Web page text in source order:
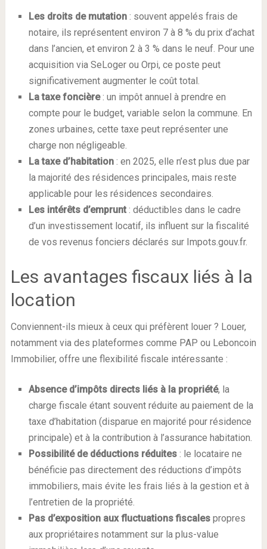
Les droits de mutation: souvent appelés frais de
notaire, ils représentent environ 7 à 8 % du prix d’achat
dans l’ancien, et environ 2 à 3 % dans le neuf. Pour une
acquisition via SeLoger ou Orpi, ce poste peut
significativement augmenter le coût total.
La taxe foncière: un impôt annuel à prendre en
compte pour le budget, variable selon la commune. En
zones urbaines, cette taxe peut représenter une
charge non négligeable.
La taxe d’habitation: en 2025, elle n’est plus due par
la majorité des résidences principales, mais reste
applicable pour les résidences secondaires.
Les intérêts d’emprunt: déductibles dans le cadre
d’un investissement locatif, ils influent sur la fiscalité
de vos revenus fonciers déclarés sur Impots.gouv.fr.
Les avantages fiscaux liés à la
location
Conviennent-ils mieux à ceux qui préfèrent louer ? Louer,
notamment via des plateformes comme PAP ou Leboncoin
Immobilier, offre une flexibilité fiscale intéressante :
Absence d’impôts directs liés à la propriété, la
charge fiscale étant souvent réduite au paiement de la
taxe d’habitation (disparue en majorité pour résidence
principale) et à la contribution à l’assurance habitation.
Possibilité de déductions réduites: le locataire ne
bénéficie pas directement des réductions d’impôts
immobiliers, mais évite les frais liés à la gestion et à
l’entretien de la propriété.
Pas d’exposition aux fluctuations fiscalespropres
aux propriétaires notamment sur la plus-value